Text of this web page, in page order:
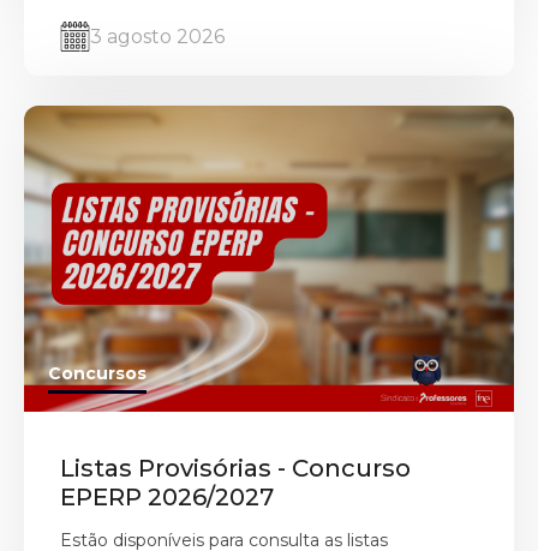
3 agosto 2026
Concursos
Listas Provisórias - Concurso
EPERP 2026/2027
Estão disponíveis para consulta as listas